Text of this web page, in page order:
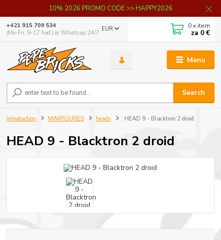
10% 2026 PROMO CODE >> HAPPY2026
Menu
EUR
Search
+421 915 709 534
(Mo-Fri, 9-17 hod.) or Whatsap 24/7
0x item
za 0 €
Introduction MINIFIGURES heads HEAD 9 - Blacktron 2 droid
HEAD 9 - Blacktron 2 droid